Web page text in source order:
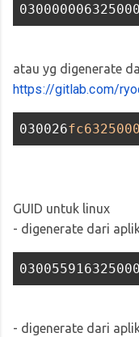
atau yg digenerate
https://gitlab.com/
030026
GUID untuk linux
- digenerate dari
- digenerate dari